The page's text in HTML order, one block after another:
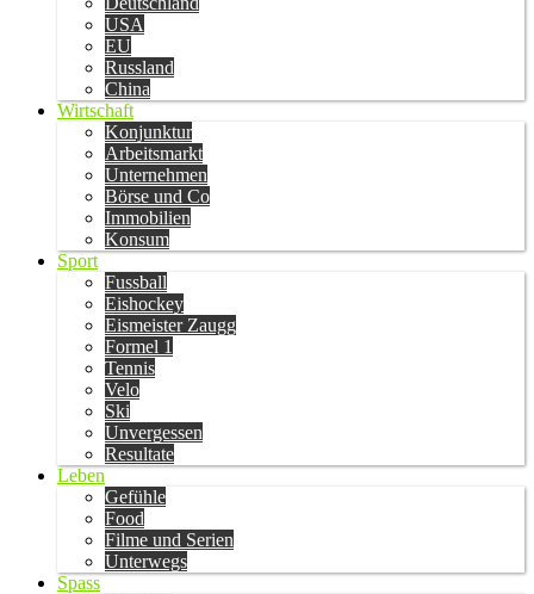
USA
EU
Russland
China
Wirtschaft
Konjunktur
Arbeitsmarkt
Unternehmen
Börse und Co
Immobilien
Konsum
Sport
Fussball
Eishockey
Eismeister Zaugg
Formel 1
Tennis
Velo
Ski
Unvergessen
Resultate
Leben
Gefühle
Food
Filme und Serien
Unterwegs
Spass